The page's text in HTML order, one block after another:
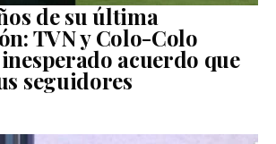
de su última
TVN y Colo-Colo
acuerdo que
seguidores